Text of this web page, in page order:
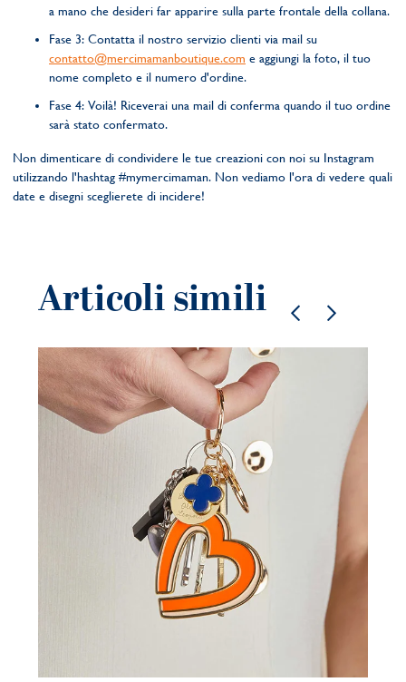
a mano che desideri far apparire sulla parte frontale della collana.
Fase 3: Contatta il nostro servizio clienti via mail su
contatto@mercimamanboutique.com e aggiungi la foto, il tuo
nome completo e il numero d'ordine.
Fase 4: Voilà! Riceverai una mail di conferma quando il tuo ordine
sarà stato confermato.
Non dimenticare di condividere le tue creazioni con noi su Instagram
utilizzando l'hashtag #mymercimaman. Non vediamo l'ora di vedere quali
date e disegni sceglierete di incidere!
Articoli simili